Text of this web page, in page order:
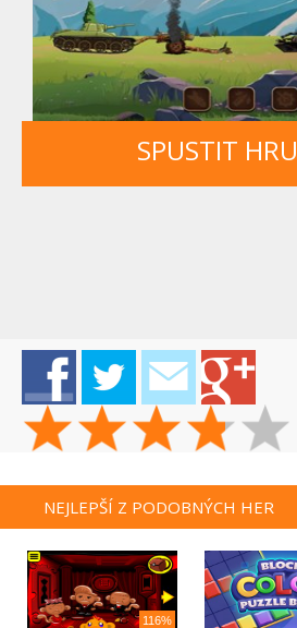
SPUSTIT HRU
NEJLEPŠÍ Z PODOBNÝCH HER
116%